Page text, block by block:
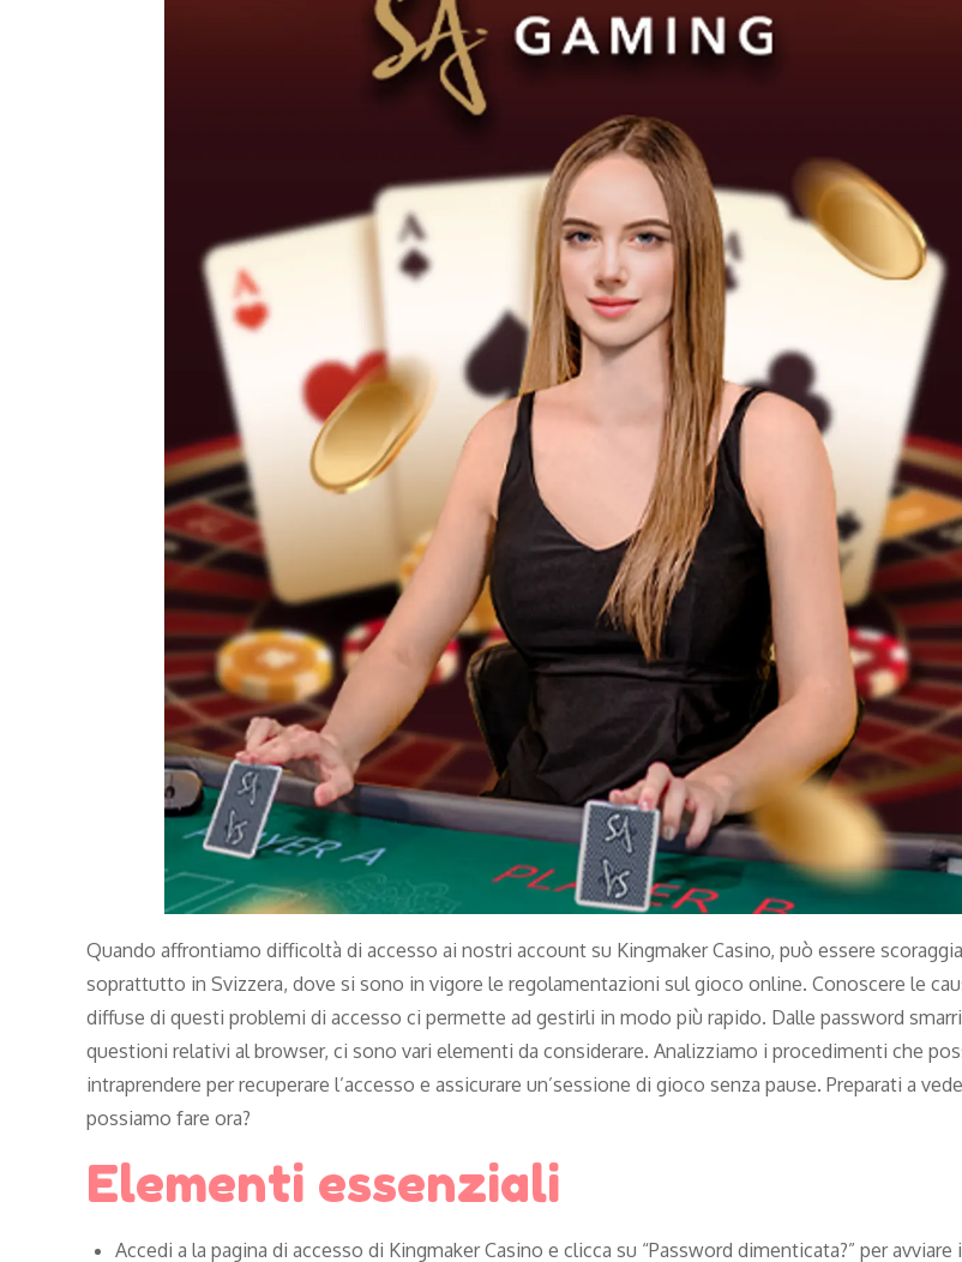
Quando affrontiamo difficoltà di accesso ai nostri account su Kingmaker Casino, può essere
soprattutto in Svizzera, dove si sono in vigore le regolamentazioni sul gioco online. Conoscere le
diffuse di questi problemi di accesso ci permette ad gestirli in modo più rapido. Dalle password
questioni relativi al browser, ci sono vari elementi da considerare. Analizziamo i procedimenti che
intraprendere per recuperare l’accesso e assicurare un’sessione di gioco senza pause. Preparati a
possiamo fare ora?
Elementi essenziali
Accedi a la pagina di accesso di Kingmaker Casino e clicca su “Password dimenticata?” per avviare